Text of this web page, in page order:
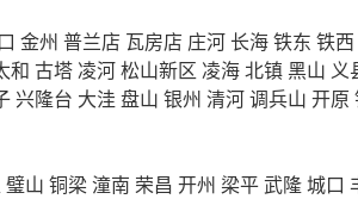
金州 普兰店 瓦房店 庄河 长海铁东 铁西
和 古塔 凌河松山新区 凌海北镇黑山 义
兴隆台 大洼 盘山 银州 清河调兵山 开原
璧山 铜梁潼南 荣昌 开州 梁平武隆城口